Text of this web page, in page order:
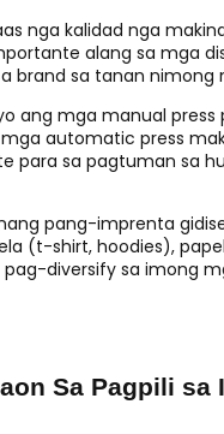
nga kalidad nga
alang sa mga
brand sa tanan nimong
ang mga manual press
automatic press
para sa pagtuman sa
pang-imprenta
(t-shirt, hoodies),
diversify sa imong
Sa Pagpili sa